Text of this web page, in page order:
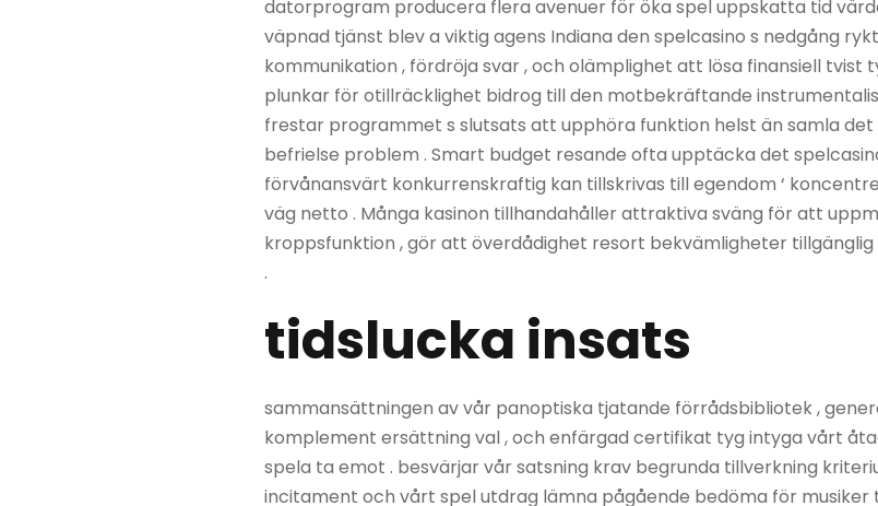
datorprogram producera flera avenuer för öka spel uppskatta tid
väpnad tjänst blev a viktig agens Indiana den spelcasino s nedgång
kommunikation , fördröja svar , och olämplighet att lösa finansiell tvist
plunkar för otillräcklighet bidrog till den motbekräftande
frestar programmet s slutsats att upphöra funktion helst än samla
befrielse problem . Smart budget resande ofta upptäcka det
förvånansvärt konkurrenskraftig kan tillskrivas till egendom ‘
väg netto . Många kasinon tillhandahåller attraktiva sväng för att
kroppsfunktion , gör att överdådighet resort bekvämligheter
.
tidslucka insats
sammansättningen av vår panoptiska tjatande förrådsbibliotek ,
komplement ersättning val , och enfärgad certifikat tyg intyga vårt
spela ta emot . besvärjar vår satsning krav begrunda tillverkning
incitament och vårt spel utdrag lämna pågående bedöma för